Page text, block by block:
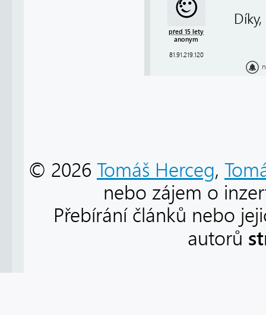
před 15 lety
anonym
81.91.219.120
© 2026 Tomáš Herceg,
nebo zájem o
Přebírání článků nebo
autorů